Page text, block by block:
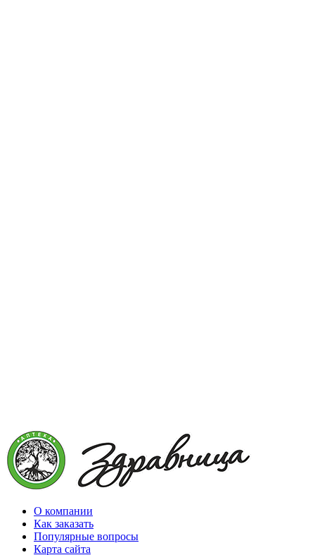
О компании
Как заказать
Популярные вопросы
Карта сайта